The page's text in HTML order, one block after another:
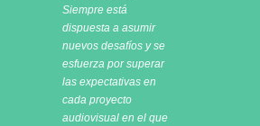
Siempre está
dispuesta a asumir
nuevos desafíos y se
esfuerza por superar
las expectativas en
cada proyecto
audiovisual en el que